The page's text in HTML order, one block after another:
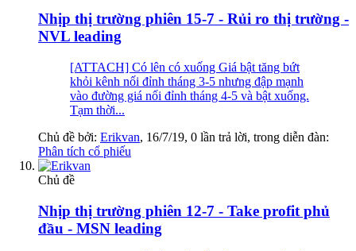
Nhịp thị trường phiên 15-7 - Rủi ro thị trường -
NVL leading
[ATTACH] Có lên có xuống Giá bật tăng bứt
khỏi kênh nối đỉnh tháng 3-5 nhưng đập mạnh
vào đường giá nối đỉnh tháng 4-5 và bật xuống.
Tạm thời...
Chủ đề bởi: Erikvan, 16/7/19, 0 lần trả lời, trong diễn đàn:
Phân tích cổ phiếu
Chủ đề
Nhịp thị trường phiên 12-7 - Take profit phủ
đầu - MSN leading